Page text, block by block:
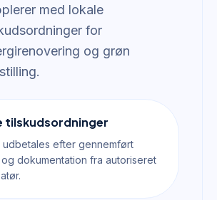
med lokale
for
og grøn
tilskudsordninger
udbetales efter gennemført
og dokumentation fra autoriseret